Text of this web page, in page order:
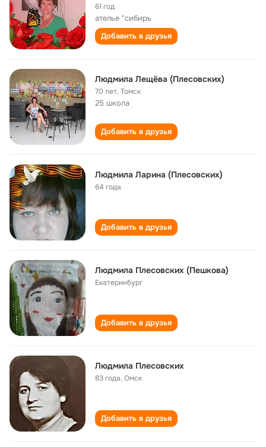
61 год
ателье "сибирь
Добавить в друзья
Людмила Лещёва (Плесовских)
70 лет,Томск
25 школа
Добавить в друзья
Людмила Ларина (Плесовских)
64 года
Добавить в друзья
Людмила Плесовских (Пешкова)
Екатеринбург
Добавить в друзья
Людмила Плесовских
83 года,Омск
Добавить в друзья